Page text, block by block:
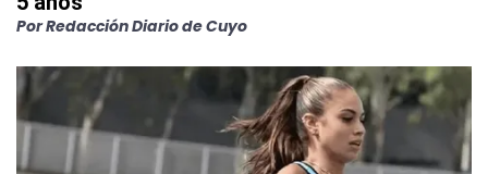
PorRedacción Diario de Cuyo